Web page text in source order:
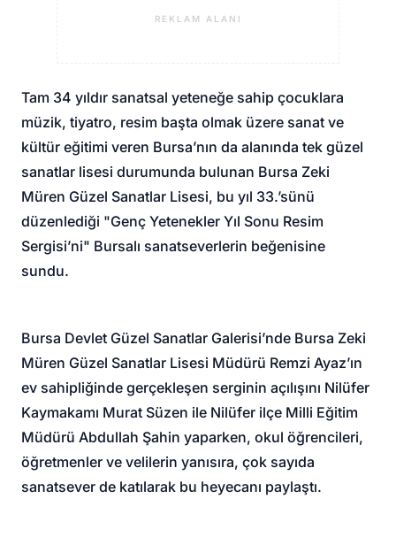
REKLAM ALANI
Tam 34 yıldır sanatsal yeteneğe sahip çocuklara
müzik, tiyatro, resim başta olmak üzere sanat ve
kültür eğitimi veren Bursa’nın da alanında tek güzel
sanatlar lisesi durumunda bulunan Bursa Zeki
Müren Güzel Sanatlar Lisesi, bu yıl 33.’sünü
düzenlediği "Genç Yetenekler Yıl Sonu Resim
Sergisi’ni" Bursalı sanatseverlerin beğenisine
sundu.
Bursa Devlet Güzel Sanatlar Galerisi’nde Bursa Zeki
Müren Güzel Sanatlar Lisesi Müdürü Remzi Ayaz’ın
ev sahipliğinde gerçekleşen serginin açılışını Nilüfer
Kaymakamı Murat Süzen ile Nilüfer ilçe Milli Eğitim
Müdürü Abdullah Şahin yaparken, okul öğrencileri,
öğretmenler ve velilerin yanısıra, çok sayıda
sanatsever de katılarak bu heyecanı paylaştı.